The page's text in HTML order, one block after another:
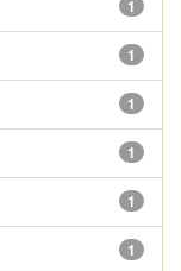
1
1
1
1
1
1